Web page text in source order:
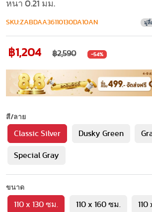
หนา 0.21 มม.
SKU:ZABDAA36110130DA10AN มู่ลี่
฿1,204 ฿2,590 -54%
สี/ลาย
Classic Silver Dusky Green
Special Gray
ขนาด
110 x 130 ซม. 110 x 160 ซม. 110